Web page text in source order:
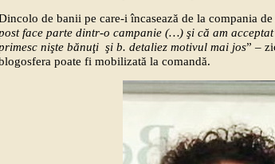
de banii pe care-i încasează de la compania
face parte dintr-o campanie (…) şi că am
nişte bănuţi şi b. detaliez motivul mai jos” –
poate fi mobilizată la comandă.